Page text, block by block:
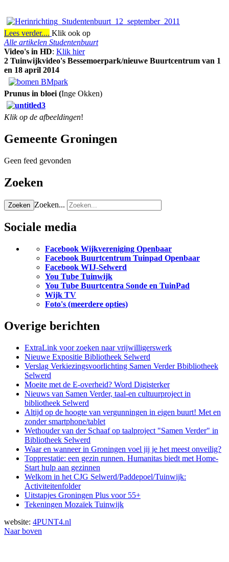
Lees verder.... Klik ook op
Alle artikelen Studentenbuurt
Video's in HD: Klik hier
2 Tuinwijkvideo's Bessemoerpark/nieuwe Buurtcentrum van 1
en 18 april 2014
Prunus in bloei (Inge Okken)
Klik op de afbeeldingen!
Gemeente Groningen
Geen feed gevonden
Zoeken
Zoeken Zoeken...
Sociale media
Facebook Wijkvereniging Openbaar
Facebook Buurtcentrum Tuinpad Openbaar
Facebook WIJ-Selwerd
You Tube Tuinwijk
You Tube Buurtcentra Sonde en TuinPad
Wijk TV
Foto's (meerdere opties)
Overige berichten
ExtraLink voor zoeken naar vrijwilligerswerk
Nieuwe Expositie Bibliotheek Selwerd
Verslag Verkiezingsvoorlichting Samen Verder Bbibliotheek
Selwerd
Moeite met de E-overheid? Word Digisterker
Nieuws van Samen Verder, taal-en cultuurproject in
bibliotheek Selwerd
Altijd op de hoogte van vergunningen in eigen buurt! Met en
zonder smartphone/tablet
Wethouder van der Schaaf op taalproject "Samen Verder" in
Bibliotheek Selwerd
Waar en wanneer in Groningen voel jij je het meest onveilig?
Topprestatie: een gezin runnen. Humanitas biedt met Home-
Start hulp aan gezinnen
Welkom in het CJG Selwerd/Paddepoel/Tuinwijk:
Activiteitenfolder
Uitstapjes Groningen Plus voor 55+
Tekeningen Mozaïek Tuinwijk
website: 4PUNT4.nl
Naar boven